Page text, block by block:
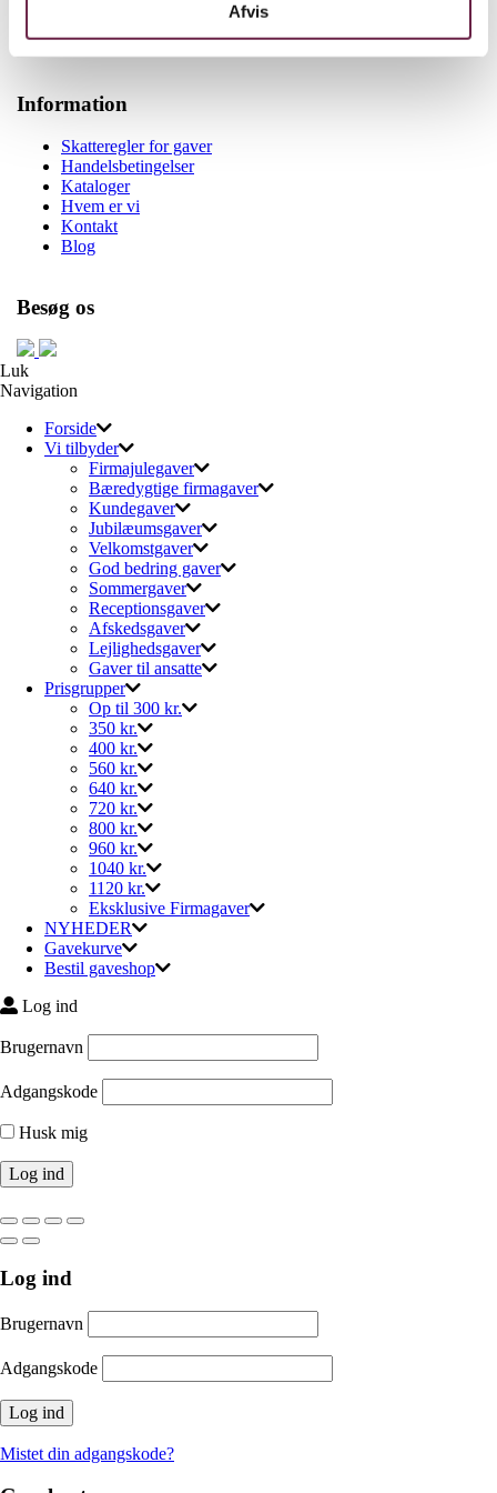
Afvis
Tlf +45 28702875
Information
Skatteregler for gaver
Handelsbetingelser
Kataloger
Hvem er vi
Kontakt
Blog
Besøg os
Luk
Navigation
Forside
Vi tilbyder
Firmajulegaver
Bæredygtige firmagaver
Kundegaver
Jubilæumsgaver
Velkomstgaver
God bedring gaver
Sommergaver
Receptionsgaver
Afskedsgaver
Lejlighedsgaver
Gaver til ansatte
Prisgrupper
Op til 300 kr.
350 kr.
400 kr.
560 kr.
640 kr.
720 kr.
800 kr.
960 kr.
1040 kr.
1120 kr.
Eksklusive Firmagaver
NYHEDER
Gavekurve
Bestil gaveshop
Log ind
Brugernavn
Adgangskode
Husk mig
Log ind
Brugernavn
Adgangskode
Mistet din adgangskode?